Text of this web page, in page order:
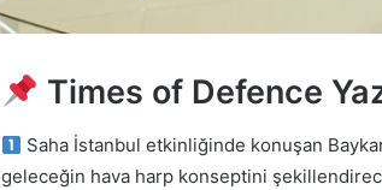
Times of Defence
Saha İstanbul etkinliğinde konuşan
geleceğin hava harp konseptini